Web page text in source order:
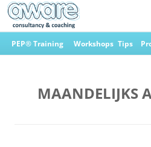
PEP® Training Workshops Tips
MAANDELIJKS